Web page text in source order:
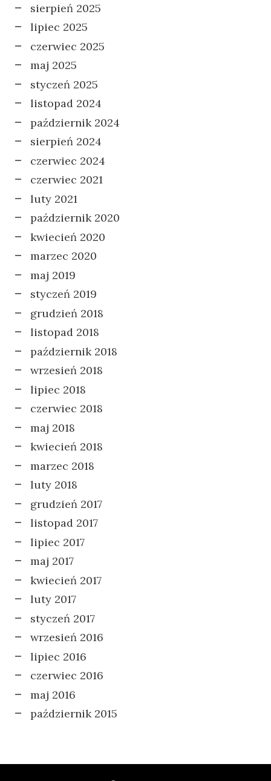
sierpień 2025
lipiec 2025
czerwiec 2025
maj 2025
styczeń 2025
listopad 2024
październik 2024
sierpień 2024
czerwiec 2024
czerwiec 2021
luty 2021
październik 2020
kwiecień 2020
marzec 2020
maj 2019
styczeń 2019
grudzień 2018
listopad 2018
październik 2018
wrzesień 2018
lipiec 2018
czerwiec 2018
maj 2018
kwiecień 2018
marzec 2018
luty 2018
grudzień 2017
listopad 2017
lipiec 2017
maj 2017
kwiecień 2017
luty 2017
styczeń 2017
wrzesień 2016
lipiec 2016
czerwiec 2016
maj 2016
październik 2015